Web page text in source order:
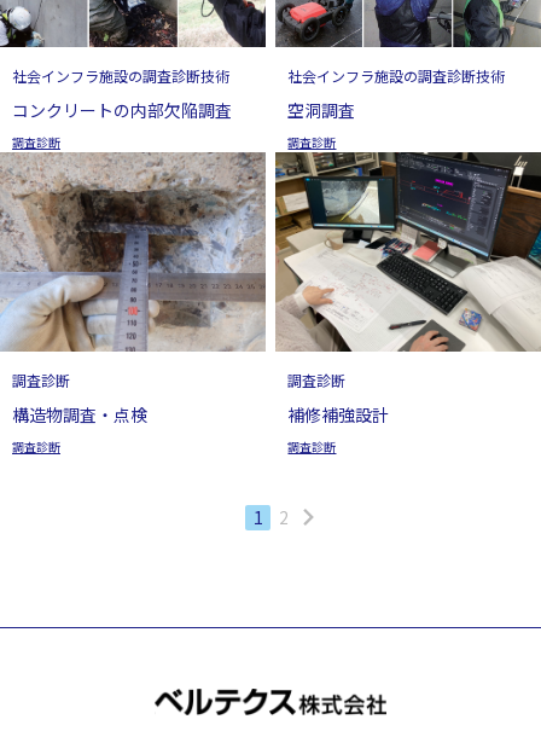
社会インフラ施設の調査診断技術
コンクリートの内部欠陥調査
調査診断
社会インフラ施設の調査診断技術
空洞調査
調査診断
調査診断
構造物調査・点検
調査診断
調査診断
補修補強設計
調査診断
1 2